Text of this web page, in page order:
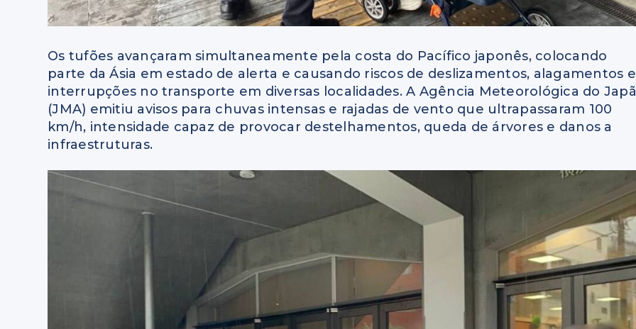
Os tufões avançaram simultaneamente pela costa do Pacífico japonês, colocando
parte da Ásia em estado de alerta e causando riscos de deslizamentos, alagamentos e
interrupções no transporte em diversas localidades. A Agência Meteorológica do
(JMA) emitiu avisos para chuvas intensas e rajadas de vento que ultrapassaram 100
km/h, intensidade capaz de provocar destelhamentos, queda de árvores e danos a
infraestruturas.